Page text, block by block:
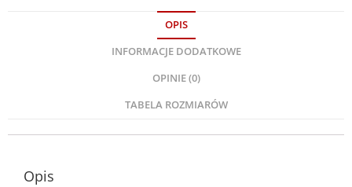
OPIS
INFORMACJE DODATKOWE
OPINIE (0)
TABELA ROZMIARÓW
Opis